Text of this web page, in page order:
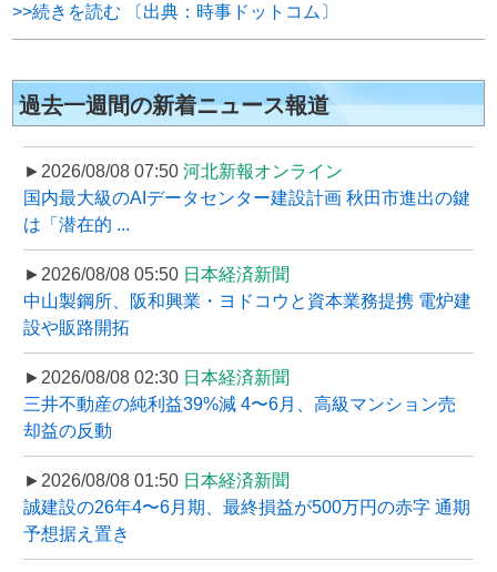
>>続きを読む 〔出典：時事ドットコム〕
過去一週間の新着ニュース報道
►2026/08/08 07:50 河北新報オンライン
国内最大級のAIデータセンター建設計画 秋田市進出の鍵
は「潜在的 ...
►2026/08/08 05:50 日本経済新聞
中山製鋼所、阪和興業・ヨドコウと資本業務提携 電炉建
設や販路開拓
►2026/08/08 02:30 日本経済新聞
三井不動産の純利益39%減 4〜6月、高級マンション売
却益の反動
►2026/08/08 01:50 日本経済新聞
誠建設の26年4〜6月期、最終損益が500万円の赤字 通期
予想据え置き